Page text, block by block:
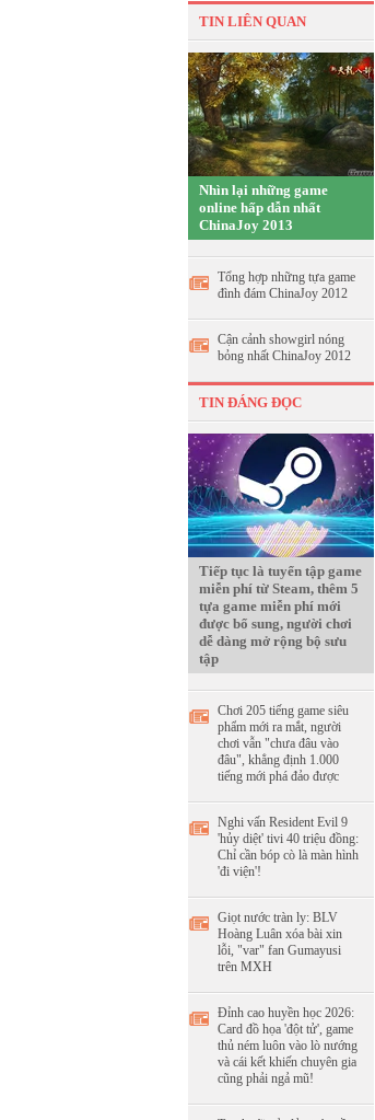
TIN LIÊN QUAN
Nhìn lại những game
online hấp dẫn nhất
ChinaJoy 2013
Tổng hợp những tựa game
đình đám ChinaJoy 2012
Cận cảnh showgirl nóng
bỏng nhất ChinaJoy 2012
TIN ĐÁNG ĐỌC
Tiếp tục là tuyển tập game
miễn phí từ Steam, thêm 5
tựa game miễn phí mới
được bổ sung, người chơi
dễ dàng mở rộng bộ sưu
tập
Chơi 205 tiếng game siêu
phẩm mới ra mắt, người
chơi vẫn "chưa đâu vào
đâu", khẳng định 1.000
tiếng mới phá đảo được
Nghi vấn Resident Evil 9
'hủy diệt' tivi 40 triệu đồng:
Chỉ cần bóp cò là màn hình
'đi viện'!
Giọt nước tràn ly: BLV
Hoàng Luân xóa bài xin
lỗi, "var" fan Gumayusi
trên MXH
Đỉnh cao huyền học 2026:
Card đồ họa 'đột tử', game
thủ ném luôn vào lò nướng
và cái kết khiến chuyên gia
cũng phải ngả mũ!